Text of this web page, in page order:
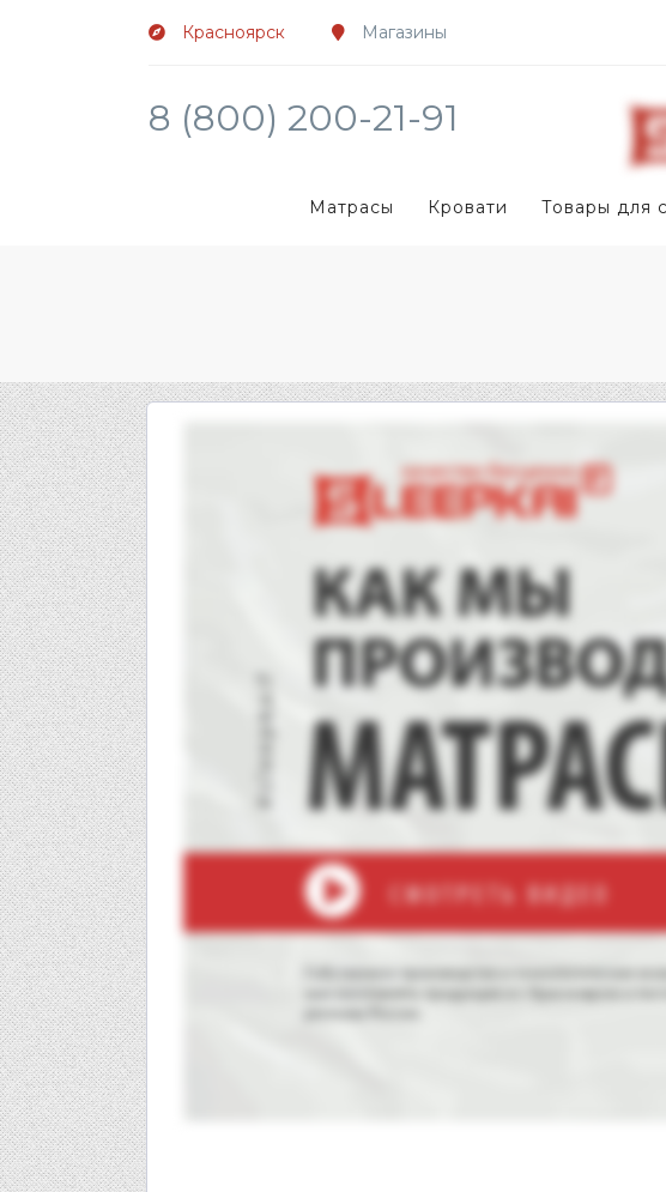
Красноярск Магазины
8 (800) 200-21-91
Матрасы Кровати Товары для